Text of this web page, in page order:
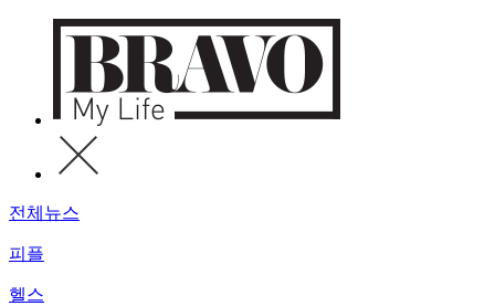
전체뉴스
피플
헬스